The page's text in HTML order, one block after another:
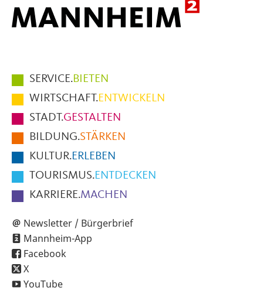
Hauptmenüpunkte
im
Fußbereich
der
Seite
SERVICE.BIETEN
WIRTSCHAFT.ENTWICKELN
STADT.GESTALTEN
BILDUNG.STÄRKEN
KULTUR.ERLEBEN
TOURISMUS.ENTDECKEN
KARRIERE.MACHEN
Newsletter / Bürgerbrief
Mannheim-App
Facebook
X
YouTube